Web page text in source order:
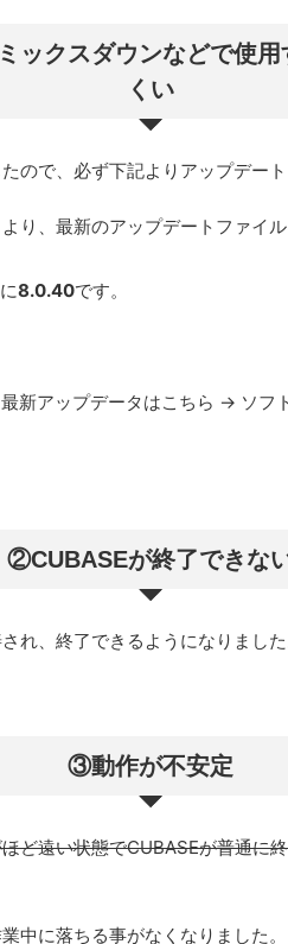
ックスダウンなどで使用
くい
ので、必ず下記よりアップデート
り、最新のアップデートファイ
8.0.40です。
新アップデータはこちら → ソフ
②CUBASEが終了できな
れ、終了できるようになりました
③動作が不安定
ど遠い状態でCUBASEが普通に
中に落ちる事がなくなりました。